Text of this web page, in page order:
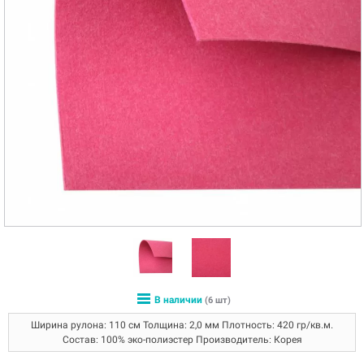
В наличии (6 шт)
Ширина рулона: 110 см Толщина: 2,0 мм Плотность: 420 гр/кв.м.
Состав: 100% эко-полиэстер Производитель: Корея